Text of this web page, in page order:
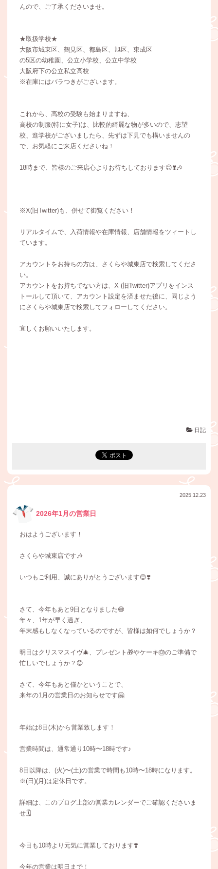
んので、ご了承くださいませ。
★取扱学校★
大阪市城東区、鶴見区、都島区、旭区、東成区
の5区の幼稚園、公立小学校、公立中学校
大阪府下の公立私立高校
※在庫にはバラつきがございます。
これから、高校の受験も始まりますね、
高校の制服(特に女子)は、比較的綺麗な物が多いので、志望
校、進学校がございましたら、先ずは下見でも構いませんの
で、お気軽にご来店くださいね！
18時まで、皆様のご来店心よりお待ちしております😊❣️🎶
※X(旧Twitter)も、併せて御覧ください！
リアルタイムで、入荷情報や在庫情報、店舗情報をツィートし
ています。
アカウントをお持ちの方は、さくらや城東店で検索してくださ
い。
アカウントをお持ちでない方は、X (旧Twitter)アプリをインス
トールして頂いて、アカウント設定を済ませた後に、同じよう
にさくらや城東店で検索してフォローしてください。
宜しくお願いいたします。
日記
2025.12.23
2026年1月の営業日
おはようございます！
さくらや城東店です🎶
いつもご利用、誠にありがとうございます😊❣️
さて、今年もあと9日となりました😅
年々、1年が早く過ぎ、
年末感もしなくなっているのですが、皆様は如何でしょうか？
明日はクリスマスイヴ🎄、プレゼント🎁やケーキ🎂のご準備で
忙しいでしょうか？😊
さて、今年もあと僅かということで、
来年の1月の営業日のお知らせです🤗
年始は8日(木)から営業致します！
営業時間は、通常通り10時〜18時です♪
8日以降は、(火)〜(土)の営業で時間も10時〜18時になります。
※(日)(月)は定休日です。
詳細は、このブログ上部の営業カレンダーでご確認くださいま
せ🗓️
今日も10時より元気に営業しております❣️
今年の営業は明日まで！